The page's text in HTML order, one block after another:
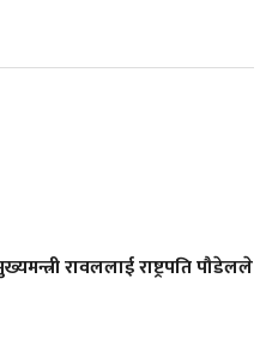
रावललाई राष्ट्रपति पौडेलले